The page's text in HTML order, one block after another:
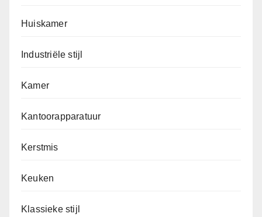
Huiskamer
Industriële stijl
Kamer
Kantoorapparatuur
Kerstmis
Keuken
Klassieke stijl